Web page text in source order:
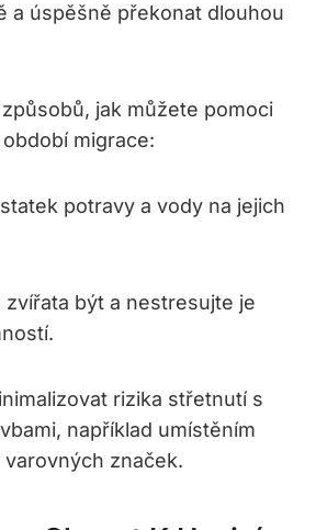
a úspěšně překonat dlouhou
jak můžete pomoci
migrace:
potravy a vody na jejich
zvířata být a nestresujte je
rizika střetnutí s
například umístěním
značek.